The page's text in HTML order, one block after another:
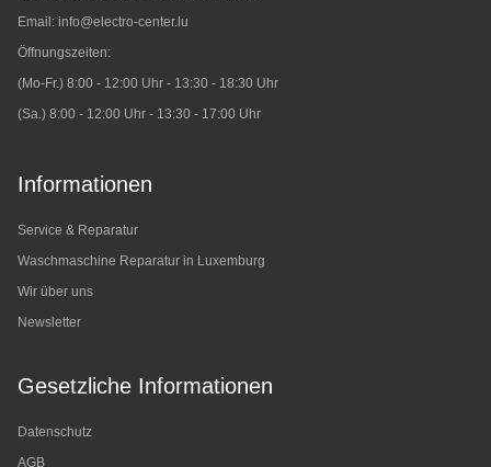
Email: info@electro-center.lu
Öffnungszeiten:
(Mo-Fr.) 8:00 - 12:00 Uhr - 13:30 - 18:30 Uhr
(Sa.) 8:00 - 12:00 Uhr - 13:30 - 17:00 Uhr
Informationen
Service & Reparatur
Waschmaschine Reparatur in Luxemburg
Wir über uns
Newsletter
Gesetzliche Informationen
Datenschutz
AGB